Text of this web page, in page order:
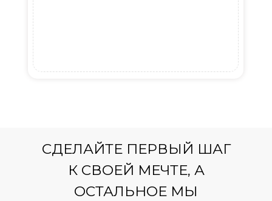
СДЕЛАЙТЕ ПЕРВЫЙ ШАГ
К СВОЕЙ МЕЧТЕ, А
ОСТАЛЬНОЕ МЫ